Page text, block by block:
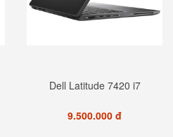
Dell Latitude 7420 i7
9.500.000 đ